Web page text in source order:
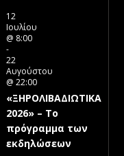
12
Ιουλίου
@ 8:00
-
22
Αυγούστου
@ 22:00
«ΞΗΡΟΛΙΒΑΔΙΩΤΙΚΑ
2026» – To
πρόγραμμα των
εκδηλώσεων